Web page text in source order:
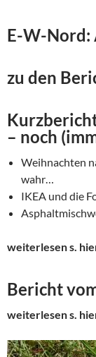
E-W-Nord:
zu den
– noch
Weihnachten
wahr…
IKEA und die
weiterlesen s.
Bericht
weiterlesen s.